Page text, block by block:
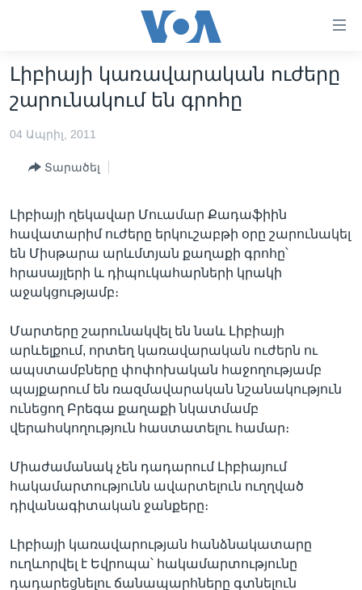
հիմնական
բովանդակությանը
հիմնական
հիմնական
ԳԼԽԱՎՈՐ ԷՋ
ԼՈՒՐԵՐ
ՍՓՅՈՒՌՔ
ՏԵՍԱՆՅՈՒԹԵՐ
ՖԻԼՄԵՐ
IN ENGLISH
ՄԵՐ ՄԱՍԻՆ
ՄԵՐ ՄԱՍԻՆ
«ԱՄԵՐԻԿԱՅԻ ՁԱՅՆ»-Ի ԿԱՆՈՆԱԴՐՈՒԹՅՈՒՆ
ՈՒԿՐԱԻՆԱԿԱՆ ՊԱՏԵՐԱԶՄ
Learning English
ՀԵՏԵՒԵՔ ՄԵԶ
Լեզուներ
Լիբիայի կառավարական ուժերը
շարունակում են գրոհը
04 Ապրիլ, 2011
Տարածել
Լիբիայի ղեկավար Մուամար Քադաֆիին
հավատարիմ ուժերը երկուշաբթի օրը շարունակել
են Միսթարա արևմտյան քաղաքի գրոհը՝
հրասայլերի և դիպուկահարների կրակի
աջակցությամբ։
Մարտերը շարունակվել են նաև Լիբիայի
արևելքում, որտեղ կառավարական ուժերն ու
ապստամբները փոփոխական հաջողությամբ
պայքարում են ռազմավարական նշանակություն
ունեցող Բրեգա քաղաքի նկատմամբ
վերահսկողություն հաստատելու համար։
Միաժամանակ չեն դադարում Լիբիայում
հակամարտությունն ավարտելուն ուղղված
դիվանագիտական ջանքերը։
Լիբիայի կառավարության հանձնակատարը
ուղևորվել է Եվրոպա՝ հակամարտությունը
դադարեցնելու ճանապարհները գտնելուն